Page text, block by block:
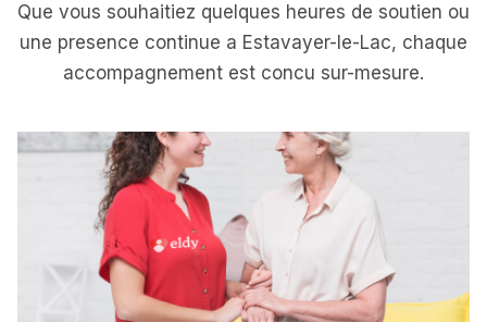
Que vous souhaitiez quelques heures de soutien ou
une presence continue a Estavayer-le-Lac, chaque
accompagnement est concu sur-mesure.